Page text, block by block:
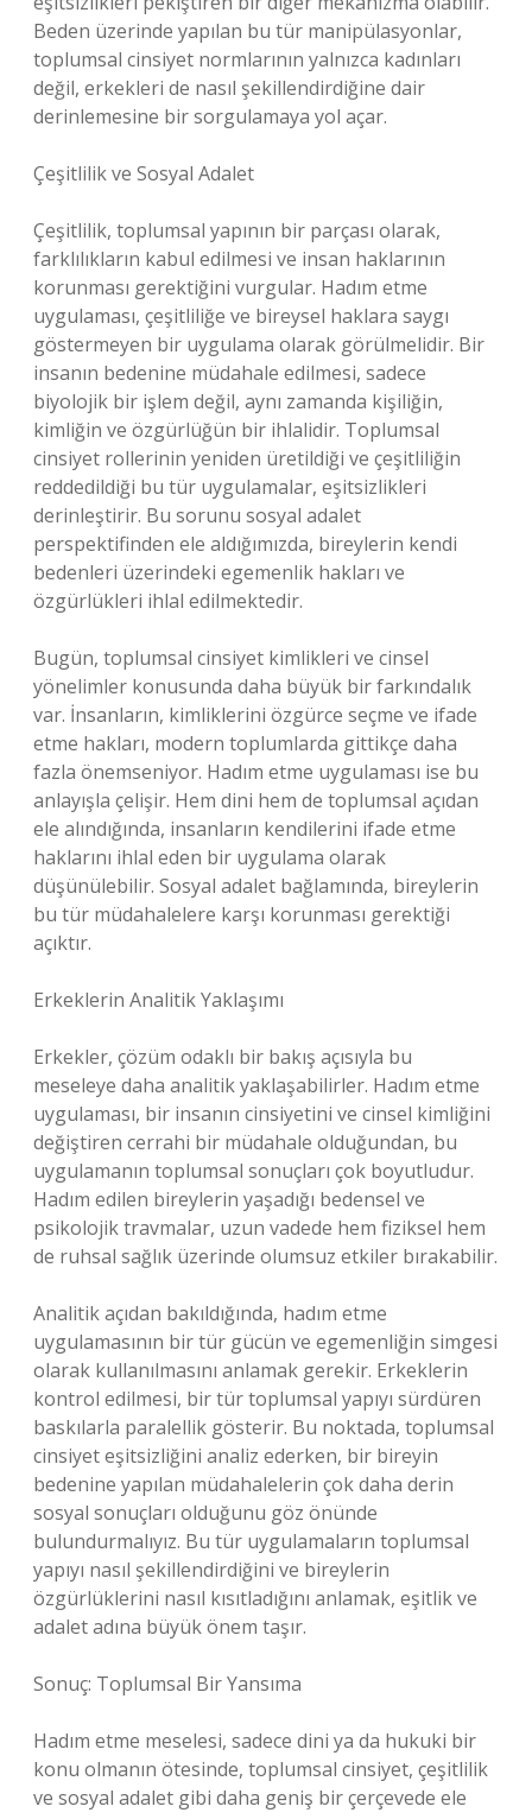
Beden üzerinde yapılan bu tür manipülasyonlar,
toplumsal cinsiyet normlarının yalnızca kadınları
değil, erkekleri de nasıl şekillendirdiğine dair
derinlemesine bir sorgulamaya yol açar.
Çeşitlilik ve Sosyal Adalet
Çeşitlilik, toplumsal yapının bir parçası olarak,
farklılıkların kabul edilmesi ve insan haklarının
korunması gerektiğini vurgular. Hadım etme
uygulaması, çeşitliliğe ve bireysel haklara saygı
göstermeyen bir uygulama olarak görülmelidir. Bir
insanın bedenine müdahale edilmesi, sadece
biyolojik bir işlem değil, aynı zamanda kişiliğin,
kimliğin ve özgürlüğün bir ihlalidir. Toplumsal
cinsiyet rollerinin yeniden üretildiği ve çeşitliliğin
reddedildiği bu tür uygulamalar, eşitsizlikleri
derinleştirir. Bu sorunu sosyal adalet
perspektifinden ele aldığımızda, bireylerin kendi
bedenleri üzerindeki egemenlik hakları ve
özgürlükleri ihlal edilmektedir.
Bugün, toplumsal cinsiyet kimlikleri ve cinsel
yönelimler konusunda daha büyük bir farkındalık
var. İnsanların, kimliklerini özgürce seçme ve ifade
etme hakları, modern toplumlarda gittikçe daha
fazla önemseniyor. Hadım etme uygulaması ise bu
anlayışla çelişir. Hem dini hem de toplumsal açıdan
ele alındığında, insanların kendilerini ifade etme
haklarını ihlal eden bir uygulama olarak
düşünülebilir. Sosyal adalet bağlamında, bireylerin
bu tür müdahalelere karşı korunması gerektiği
açıktır.
Erkeklerin Analitik Yaklaşımı
Erkekler, çözüm odaklı bir bakış açısıyla bu
meseleye daha analitik yaklaşabilirler. Hadım etme
uygulaması, bir insanın cinsiyetini ve cinsel kimliğini
değiştiren cerrahi bir müdahale olduğundan, bu
uygulamanın toplumsal sonuçları çok boyutludur.
Hadım edilen bireylerin yaşadığı bedensel ve
psikolojik travmalar, uzun vadede hem fiziksel hem
de ruhsal sağlık üzerinde olumsuz etkiler bırakabilir.
Analitik açıdan bakıldığında, hadım etme
uygulamasının bir tür gücün ve egemenliğin simgesi
olarak kullanılmasını anlamak gerekir. Erkeklerin
kontrol edilmesi, bir tür toplumsal yapıyı sürdüren
baskılarla paralellik gösterir. Bu noktada, toplumsal
cinsiyet eşitsizliğini analiz ederken, bir bireyin
bedenine yapılan müdahalelerin çok daha derin
sosyal sonuçları olduğunu göz önünde
bulundurmalıyız. Bu tür uygulamaların toplumsal
yapıyı nasıl şekillendirdiğini ve bireylerin
özgürlüklerini nasıl kısıtladığını anlamak, eşitlik ve
adalet adına büyük önem taşır.
Sonuç: Toplumsal Bir Yansıma
Hadım etme meselesi, sadece dini ya da hukuki bir
konu olmanın ötesinde, toplumsal cinsiyet, çeşitlilik
ve sosyal adalet gibi daha geniş bir çerçevede ele